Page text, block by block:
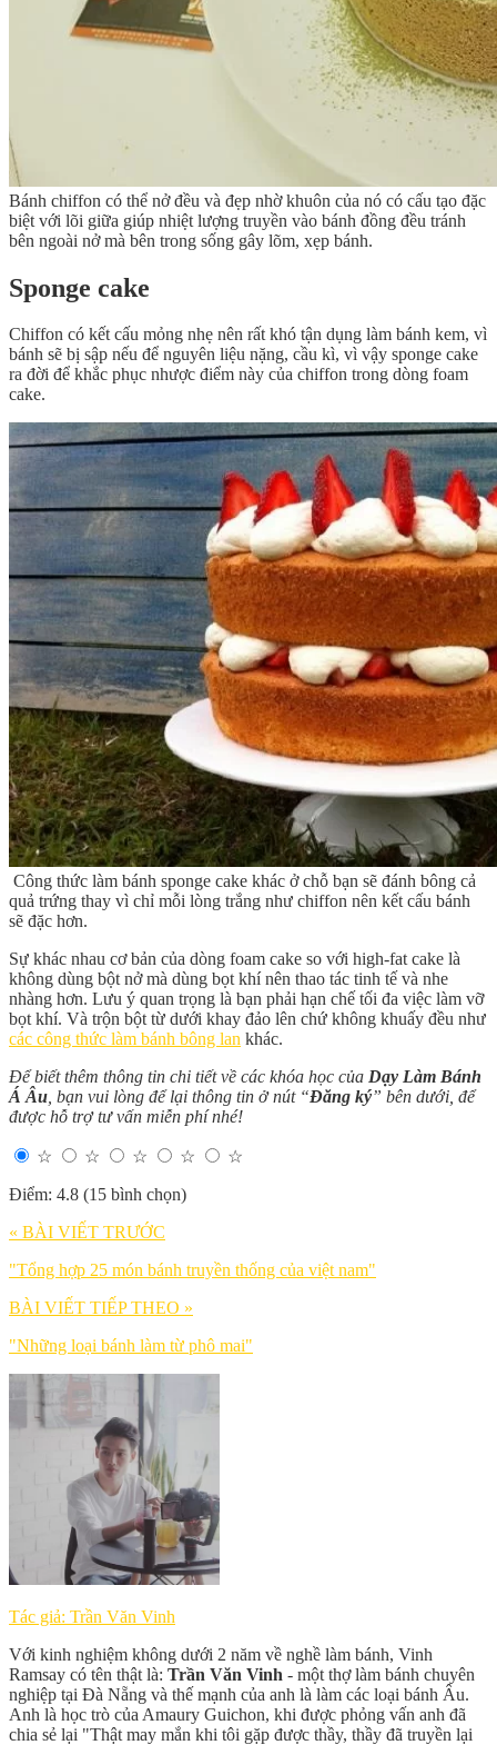
Bánh chiffon có thể nở đều và đẹp nhờ khuôn của nó có cấu tạo đặc
biệt với lõi giữa giúp nhiệt lượng truyền vào bánh đồng đều tránh
bên ngoài nở mà bên trong sống gây lõm, xẹp bánh.
Sponge cake
Chiffon có kết cấu mỏng nhẹ nên rất khó tận dụng làm bánh kem, vì
bánh sẽ bị sập nếu để nguyên liệu nặng, cầu kì, vì vậy sponge cake
ra đời để khắc phục nhược điểm này của chiffon trong dòng foam
cake.
Công thức làm bánh sponge cake khác ở chỗ bạn sẽ đánh bông cả
quả trứng thay vì chỉ mỗi lòng trắng như chiffon nên kết cấu bánh
sẽ đặc hơn.
Sự khác nhau cơ bản của dòng foam cake so với high-fat cake là
không dùng bột nở mà dùng bọt khí nên thao tác tinh tế và nhe
nhàng hơn. Lưu ý quan trọng là bạn phải hạn chế tối đa việc làm vỡ
bọt khí. Và trộn bột từ dưới khay đảo lên chứ không khuấy đều như
các công thức làm bánh bông lan khác.
Để biết thêm thông tin chi tiết về các khóa học của Dạy Làm Bánh
Á Âu, bạn vui lòng để lại thông tin ở nút “Đăng ký” bên dưới, để
được hỗ trợ tư vấn miễn phí nhé!
☆ ☆ ☆ ☆
☆
Điểm: 4.8 (15 bình chọn)
« BÀI VIẾT TRƯỚC
"Tổng hợp 25 món bánh truyền thống của việt nam"
BÀI VIẾT TIẾP THEO »
"Những loại bánh làm từ phô mai"
Tác giả: Trần Văn Vinh
Với kinh nghiệm không dưới 2 năm về nghề làm bánh, Vinh
Ramsay có tên thật là: Trần Văn Vinh - một thợ làm bánh chuyên
nghiệp tại Đà Nẵng và thế mạnh của anh là làm các loại bánh Âu.
Anh là học trò của Amaury Guichon, khi được phỏng vấn anh đã
chia sẻ lại "Thật may mắn khi tôi gặp được thầy, thầy đã truyền lại